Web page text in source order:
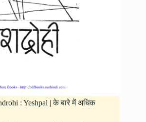
: Yeshpal | के बारे में अधिक